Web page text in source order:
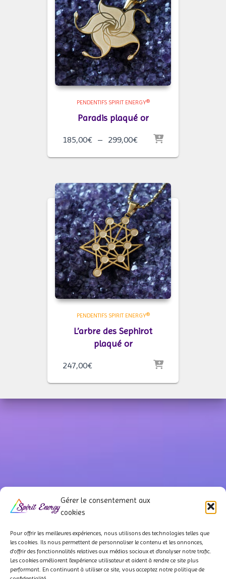
Gérer le consentement aux
cookies
Pour offrir les meilleures expériences, nous utilisons des technologies telles que
les cookies. Ils nous permettent de personnaliser le contenu et les annonces,
d'offrir des fonctionnalités relatives aux médias sociaux et d'analyser notre trafic.
Les cookies améliorent l'expérience utilisateur et aident à rendre ce site plus
performant. En continuant à utiliser ce site, vous acceptez notre politique de
PENDENTIFS SPIRIT ENERGY®
Paradis plaqué or
185,00€ – 299,00€Plage
prix :
à
299,00€
PENDENTIFS SPIRIT ENERGY®
L’arbre des Sephirot
plaqué or
247,00€
QUI SOMMES-NOUS ? À PROPOS NOS PARTENAIRES